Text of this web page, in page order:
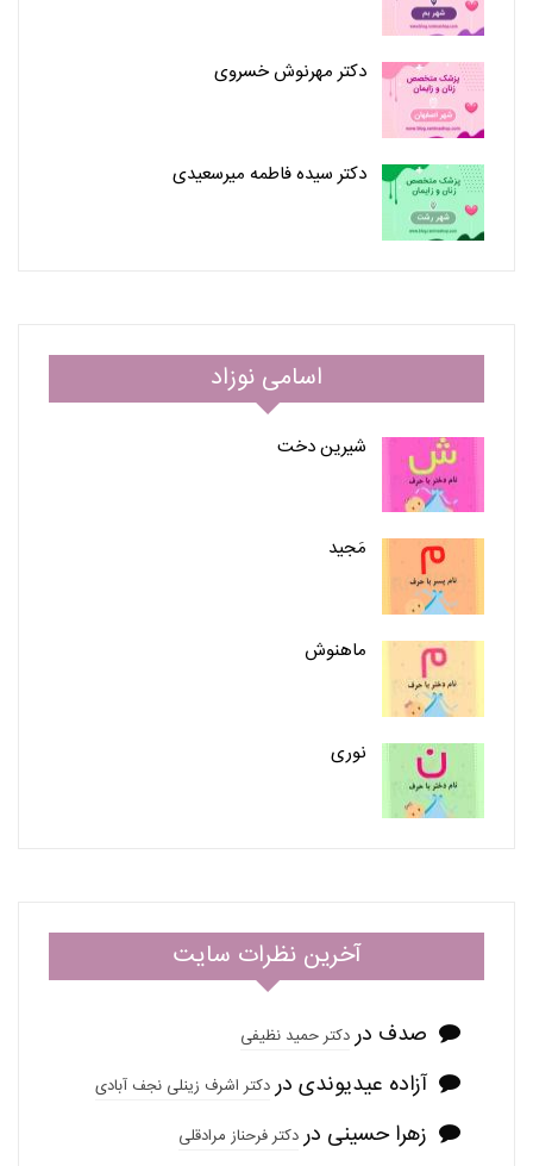
دکتر مهرنوش خسروی
دکتر سیده فاطمه میرسعیدی
اسامی نوزاد
شیرین دخت
مَجید
ماهنوش
نوری
آخرین نظرات سایت
صدف دردکتر حمید نظیفی
آزاده عیدیوندی دردکتر اشرف زینلی نجف آبادی
زهرا حسینی دردکتر فرحناز مرادقلی